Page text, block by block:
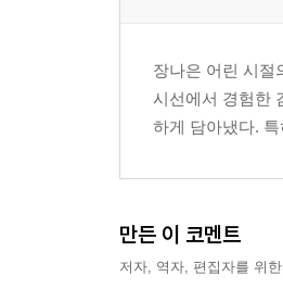
좋아하는 것과 싫어하
용기 내어 말하고 싶을
나를 지키는 법
나를 믿는 연습
조금씩 자라는 나
장나은 어린 시절
시선에서 경험한
하게 담아냈다.
만든 이 코멘트
저자, 역자, 편집자를 위